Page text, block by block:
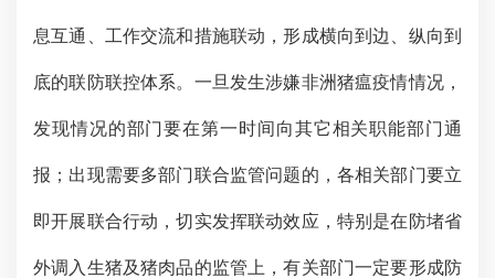
息互通、工作交流和措施联动，形成横向到边、纵向到
底的联防联控体系。一旦发生涉嫌非洲猪瘟疫情情况，
发现情况的部门要在第一时间向其它相关职能部门通
报；出现需要多部门联合监管问题的，各相关部门要立
即开展联合行动，切实发挥联动效应，特别是在防堵省
外调入生猪及猪肉品的监管上，有关部门一定要形成防